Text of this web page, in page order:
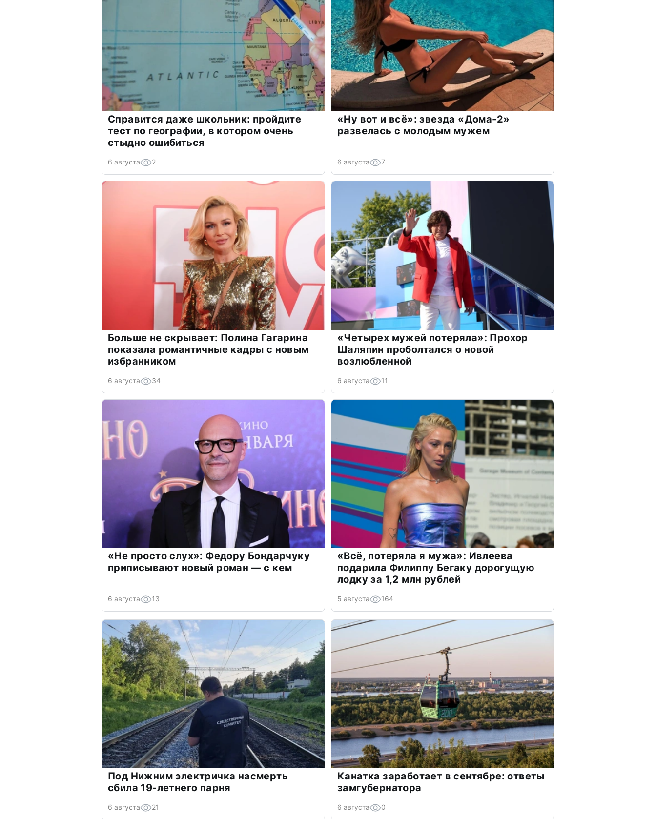
Справится даже школьник: пройдите
тест по географии, в котором очень
стыдно ошибиться
6 августа 2
«Ну вот и всё»: звезда «Дома-2»
развелась с молодым мужем
6 августа 7
Больше не скрывает: Полина Гагарина
показала романтичные кадры с новым
избранником
6 августа 34
«Четырех мужей потеряла»: Прохор
Шаляпин проболтался о новой
возлюбленной
6 августа 11
«Не просто слух»: Федору Бондарчуку
приписывают новый роман — с кем
6 августа 13
«Всё, потеряла я мужа»: Ивлеева
подарила Филиппу Бегаку дорогущую
лодку за 1,2 млн рублей
5 августа 164
Под Нижним электричка насмерть
сбила 19-летнего парня
6 августа 21
Канатка заработает в сентябре: ответы
замгубернатора
6 августа 0